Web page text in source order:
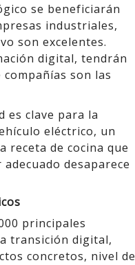
se beneficiarán
industriales,
son excelentes.
digital, tendrán
son las
es clave para la
eléctrico, un
receta de cocina que
desaparece
principales
transición digital,
concretos, nivel de